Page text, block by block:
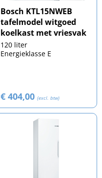
Bosch KTL15NWEB
tafelmodel witgoed
koelkast met vriesvak
120 liter
Energieklasse E
€ 404,00 (excl. btw)